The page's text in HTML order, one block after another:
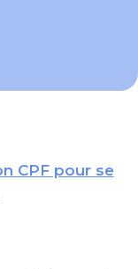
CPF pour se